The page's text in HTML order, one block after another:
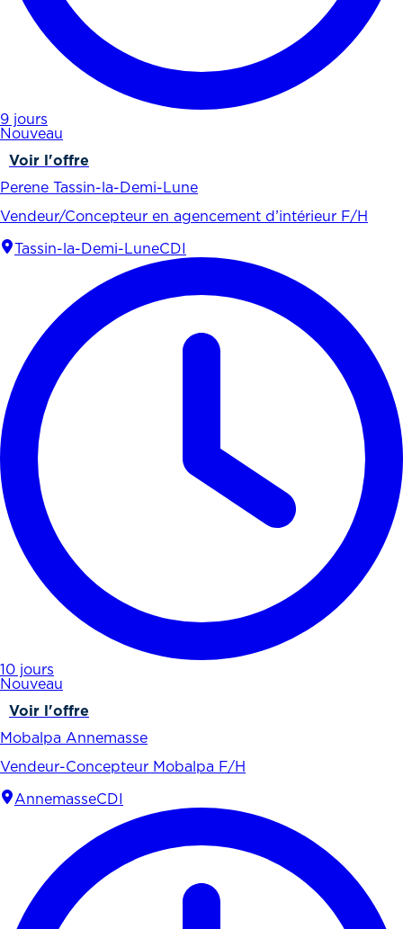
9 jours
Nouveau
Voir l'offre
Perene Tassin-la-Demi-Lune
Vendeur/Concepteur en agencement d’intérieur F/H
Tassin-la-Demi-LuneCDI
10 jours
Nouveau
Voir l'offre
Mobalpa Annemasse
Vendeur-Concepteur Mobalpa F/H
AnnemasseCDI